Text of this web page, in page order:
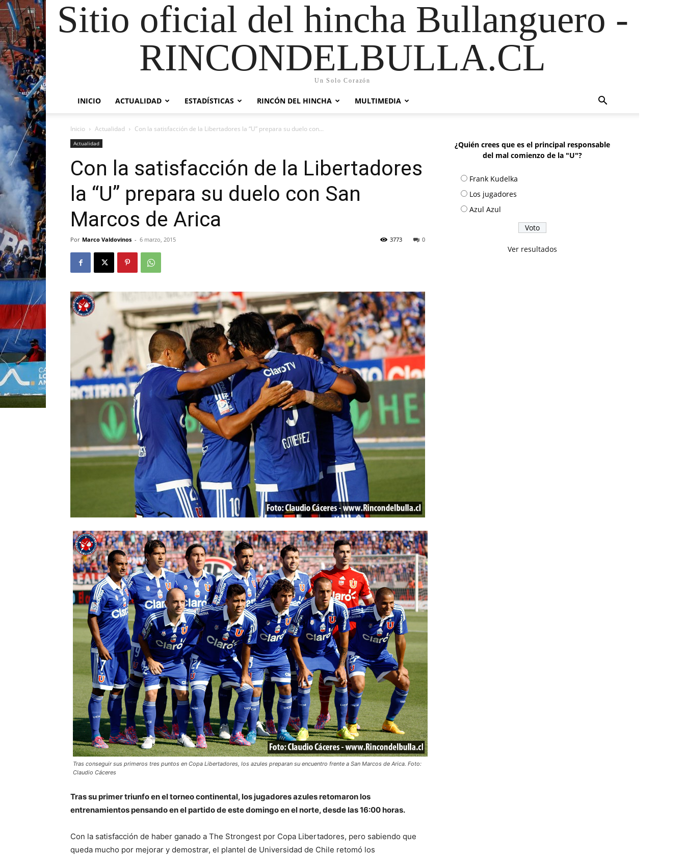
Sitio oficial del hincha Bullanguero -
RINCONDELBULLA.CL
Un Solo Corazón
INICIO ACTUALIDAD ESTADÍSTICAS RINCÓN DEL HINCHA MULTIMEDIA
Inicio Actualidad Con la satisfacción de la Libertadores la “U” prepara su duelo con...
Actualidad
Con la satisfacción de la Libertadores
la “U” prepara su duelo con San
Marcos de Arica
Por Marco Valdovinos - 6 marzo, 2015 0
3773
Tras conseguir sus primeros tres puntos en Copa Libertadores, los azules preparan su encuentro frente a San Marcos de Arica. Foto:
Claudio Cáceres
Tras su primer triunfo en el torneo continental, los jugadores azules retomaron los
entrenamientos pensando en el partido de este domingo en el norte, desde las 16:00 horas.
Con la satisfacción de haber ganado a The Strongest por Copa Libertadores, pero sabiendo que
queda mucho por mejorar y demostrar, el plantel de Universidad de Chile retomó los
¿Quién crees que es el principal responsable
del mal comienzo de la "U"?
Frank Kudelka
Los jugadores
Azul Azul
Ver resultados